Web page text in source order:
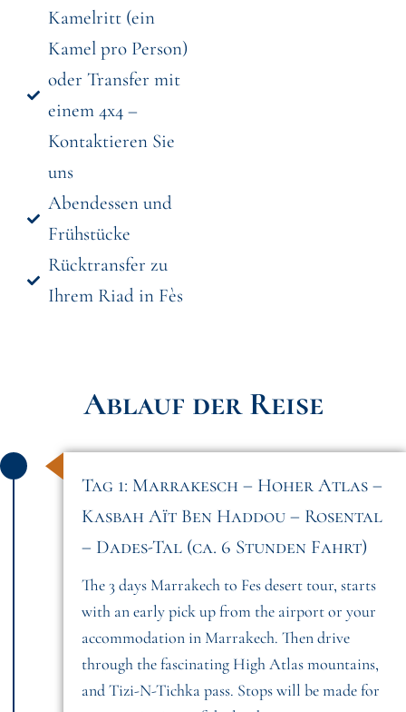
Kamelritt (ein
Kamel pro Person)
oder Transfer mit
einem 4x4 –
Kontaktieren Sie
uns
Abendessen und
Frühstücke
Rücktransfer zu
Ihrem Riad in Fès
Ablauf der Reise
Tag 1: Marrakesch – Hoher Atlas –
Kasbah Aït Ben Haddou – Rosental
– Dades-Tal (ca. 6 Stunden Fahrt)
The 3 days Marrakech to Fes desert tour, starts
with an early pick up from the airport or your
accommodation in Marrakech. Then drive
through the fascinating High Atlas mountains,
and Tizi-N-Tichka pass. Stops will be made for